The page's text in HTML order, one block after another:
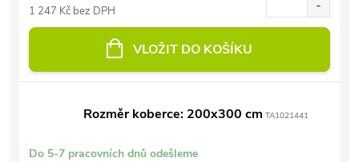
1 247 Kč bez DPH
VLOŽIT DO KOŠÍKU
Rozměr koberce: 200x300 cm TA1021441
Do 5-7 pracovních dnů odešleme